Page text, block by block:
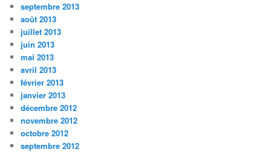
septembre 2013
août 2013
juillet 2013
juin 2013
mai 2013
avril 2013
février 2013
janvier 2013
décembre 2012
novembre 2012
octobre 2012
septembre 2012